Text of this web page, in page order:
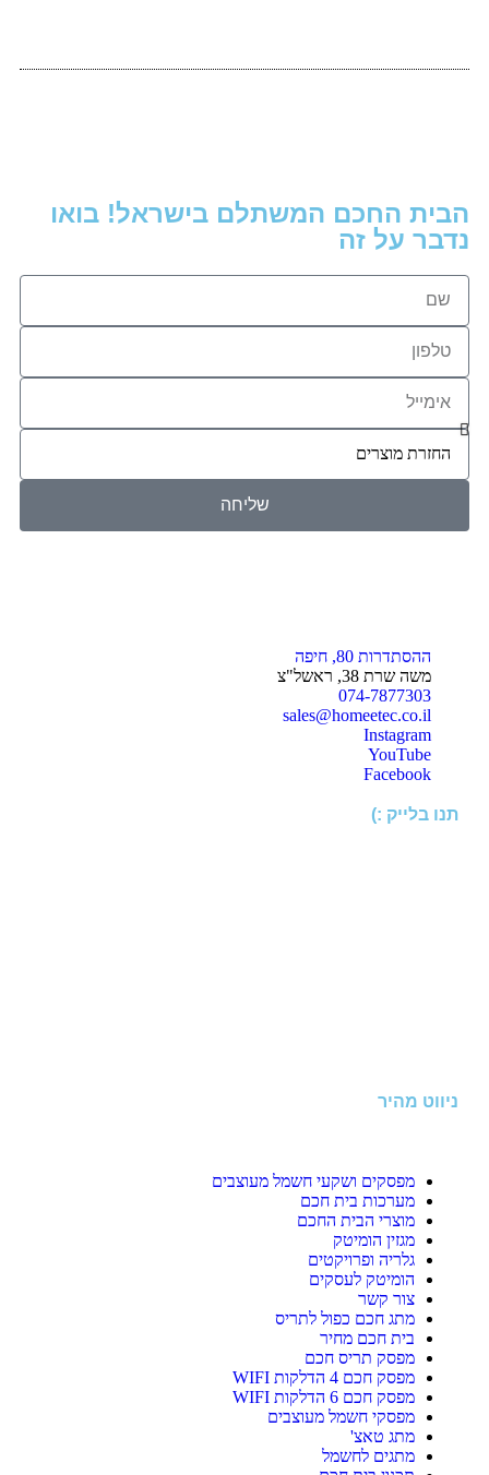
הבית החכם המשתלם בישראל! בואו
נדבר על זה
שליחה
ההסתדרות 80, חיפה
משה שרת 38, ראשל"צ
074-7877303
sales@homeetec.co.il
Instagram
YouTube
Facebook
תנו בלייק :)
ניווט מהיר
מפסקים ושקעי חשמל מעוצבים
מערכות בית חכם
מוצרי הבית החכם
מגזין הומיטק
גלריה ופרויקטים
הומיטק לעסקים
צור קשר
מתג חכם כפול לתריס
בית חכם מחיר
מפסק תריס חכם
מפסק חכם 4 הדלקות WIFI
מפסק חכם 6 הדלקות WIFI
מפסקי חשמל מעוצבים
מתג טאצ'
מתגים לחשמל